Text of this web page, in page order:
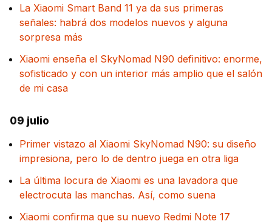
La Xiaomi Smart Band 11 ya da sus primeras
señales: habrá dos modelos nuevos y alguna
sorpresa más
Xiaomi enseña el SkyNomad N90 definitivo: enorme,
sofisticado y con un interior más amplio que el salón
de mi casa
09 julio
Primer vistazo al Xiaomi SkyNomad N90: su diseño
impresiona, pero lo de dentro juega en otra liga
La última locura de Xiaomi es una lavadora que
electrocuta las manchas. Así, como suena
Xiaomi confirma que su nuevo Redmi Note 17